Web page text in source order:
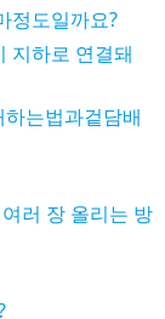
정도일까요?
지하로 연결돼
는법과겉담배
러 장 올리는 방